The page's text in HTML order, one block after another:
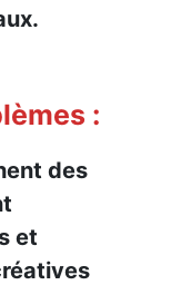
:
des
et